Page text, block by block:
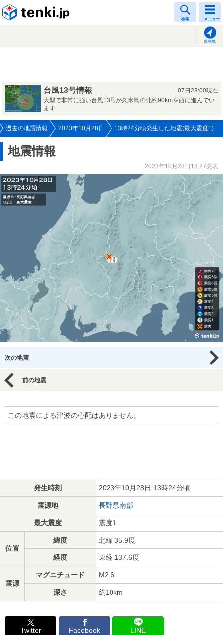
検索 メニュー
現在地
台風13号情報
07日23:00現在
大型で非常に強い台風13号が久米島の北約90kmを西に進んでい
ます
過去の地震情報 2023年10月28日 13時24分頃発生した地震(最大震度1)
地震情報
2023年10月28日13:27発表
次の地震
前の地震
この地震による津波の心配はありません。
発生時刻 2023年10月28日 13時24分頃
震源地 長野県南部
最大震度 震度1
位置
緯度 北緯 35.9度
経度 東経 137.6度
震源
マグニチュード M2.6
深さ 約10km
Twitter Facebook LINE